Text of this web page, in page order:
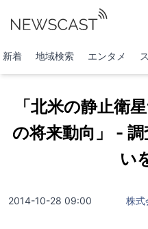
新着 地域検索 エンタメ
「北米の静止衛
の将来動向」 -
い
2014-10-28 09:00 株式